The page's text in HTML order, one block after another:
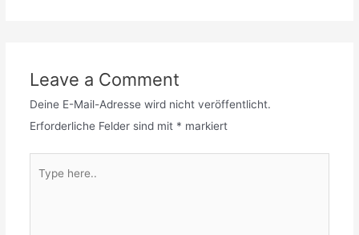
Leave a Comment
Deine E-Mail-Adresse wird nicht veröffentlicht.
Erforderliche Felder sind mit * markiert